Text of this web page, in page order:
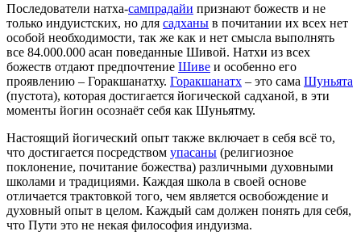
Последователи натха-сампрадайи признают божеств и не
только индуистских, но для садханы в почитании их всех нет
особой необходимости, так же как и нет смысла выполнять
все 84.000.000 асан поведанные Шивой. Натхи из всех
божеств отдают предпочтение Шиве и особенно его
проявлению – Горакшанатху. Горакшанатх – это сама Шуньята
(пустота), которая достигается йогической садханой, в эти
моменты йогин осознаёт себя как Шуньятму.
Настоящий йогический опыт также включает в себя всё то,
что достигается посредством упасаны (религиозное
поклонение, почитание божества) различными духовными
школами и традициями. Каждая школа в своей основе
отличается трактовкой того, чем является освобождение и
духовный опыт в целом. Каждый сам должен понять для себя,
что Пути это не некая философия индуизма.